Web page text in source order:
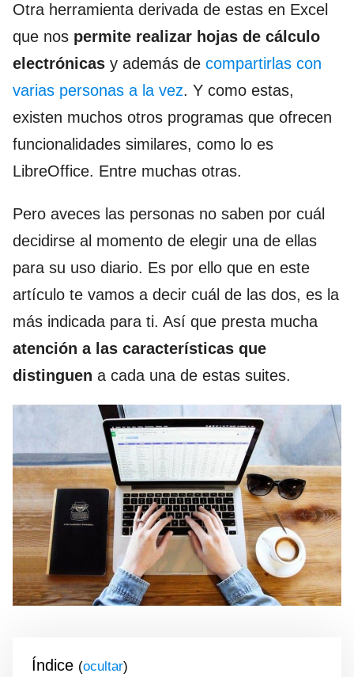
Otra herramienta derivada de estas en Excel
que nos permite realizar hojas de cálculo
electrónicas y además de compartirlas con
varias personas a la vez. Y como estas,
existen muchos otros programas que ofrecen
funcionalidades similares, como lo es
LibreOffice. Entre muchas otras.
Pero aveces las personas no saben por cuál
decidirse al momento de elegir una de ellas
para su uso diario. Es por ello que en este
artículo te vamos a decir cuál de las dos, es la
más indicada para ti. Así que presta mucha
atención a las características que
distinguen a cada una de estas suites.
Índice ( )